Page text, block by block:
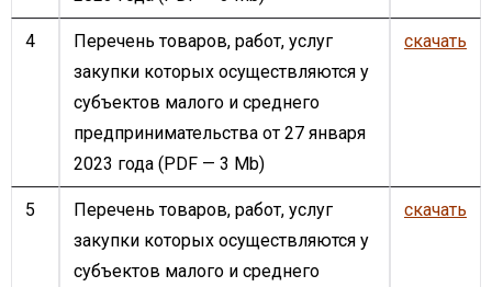
4
Перечень товаров, работ, услуг
закупки которых осуществляются у
субъектов малого и среднего
предпринимательства от 27 января
2023 года (PDF — 3 Mb)
скачать
5
Перечень товаров, работ, услуг
закупки которых осуществляются у
субъектов малого и среднего
скачать